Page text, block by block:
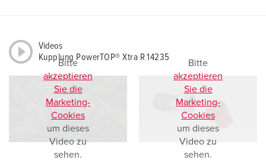
Videos
Kupplung PowerTOP® Xtra R 14235
Bitte
akzeptieren
Sie die
Marketing-
Cookies
um dieses
Video zu
sehen.
Bitte
akzeptieren
Sie die
Marketing-
Cookies
um dieses
Video zu
sehen.